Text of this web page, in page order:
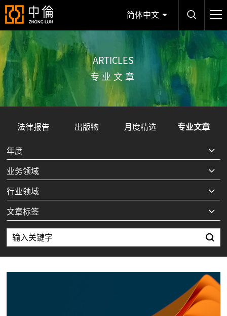
简体中文
ARTICLES
专业文章
法律报告 出版物 月度精选 专业文章
年度
业务领域
行业领域
文章标签